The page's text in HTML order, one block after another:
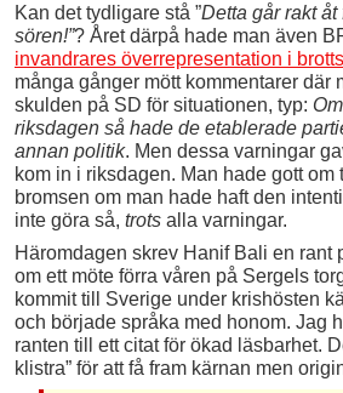
Kan det tydligare stå ”Detta går rakt
sören!”? Året därpå hade man även
invandrares överrepresentation i
många gånger mött kommentarer där
skulden på SD för situationen, typ:
riksdagen så hade de etablerade
annan politik. Men dessa varningar
kom in i riksdagen. Man hade gott om
bromsen om man hade haft den
inte göra så, trots alla varningar.
Häromdagen skrev Hanif Bali en rant
om ett möte förra våren på Sergels
kommit till Sverige under krishösten
och började språka med honom. Jag
ranten till ett citat för ökad läsbarhet.
klistra” för att få fram kärnan men